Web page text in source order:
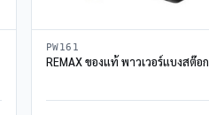
PW161
REMAX ของแท้ พาวเวอร์แบงสต๊อก